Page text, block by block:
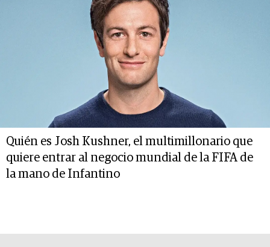
Quién es Josh Kushner, el multimillonario que
quiere entrar al negocio mundial de la FIFA de
la mano de Infantino